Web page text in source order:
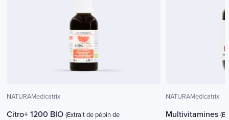
NATURAMedicatrix
Citro+ 1200 BIO (Extrait de pépin de
NATURAMedicatrix
Multivitamines